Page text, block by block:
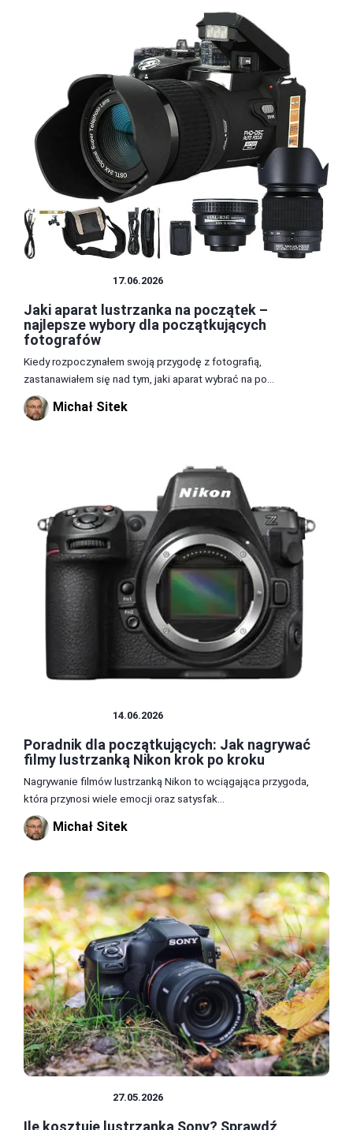
17.06.2026
Jaki aparat lustrzanka na początek –
najlepsze wybory dla początkujących
fotografów
Kiedy rozpoczynałem swoją przygodę z fotografią,
zastanawiałem się nad tym, jaki aparat wybrać na po...
Michał Sitek
14.06.2026
Poradnik dla początkujących: Jak nagrywać
filmy lustrzanką Nikon krok po kroku
Nagrywanie filmów lustrzanką Nikon to wciągająca przygoda,
która przynosi wiele emocji oraz satysfak...
Michał Sitek
27.05.2026
Ile kosztuje lustrzanka Sony? Sprawdź